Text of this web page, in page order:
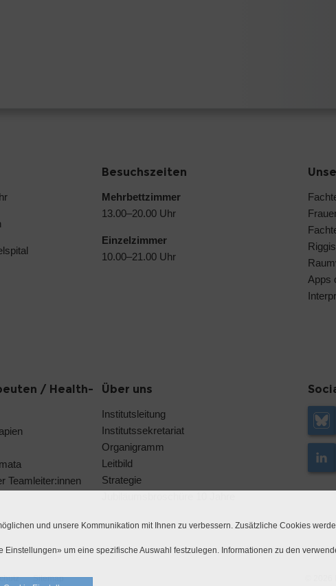
Besuchszeiten
Mehrbettzimmer
13.00–20.00 Uhr
Einzelzimmer
10.00–21.00 Uhr
Apps
/ Health-
Teamleiter:innen
Über uns
Institutsleitung
Institutssekretariat
Organigramm
Leitbild
Strategie
Sitemap
und unsere Kommunikation mit Ihnen zu verbessern. Zusätzliche Cookies
um eine spezifische Auswahl festzulegen. Informationen zu den